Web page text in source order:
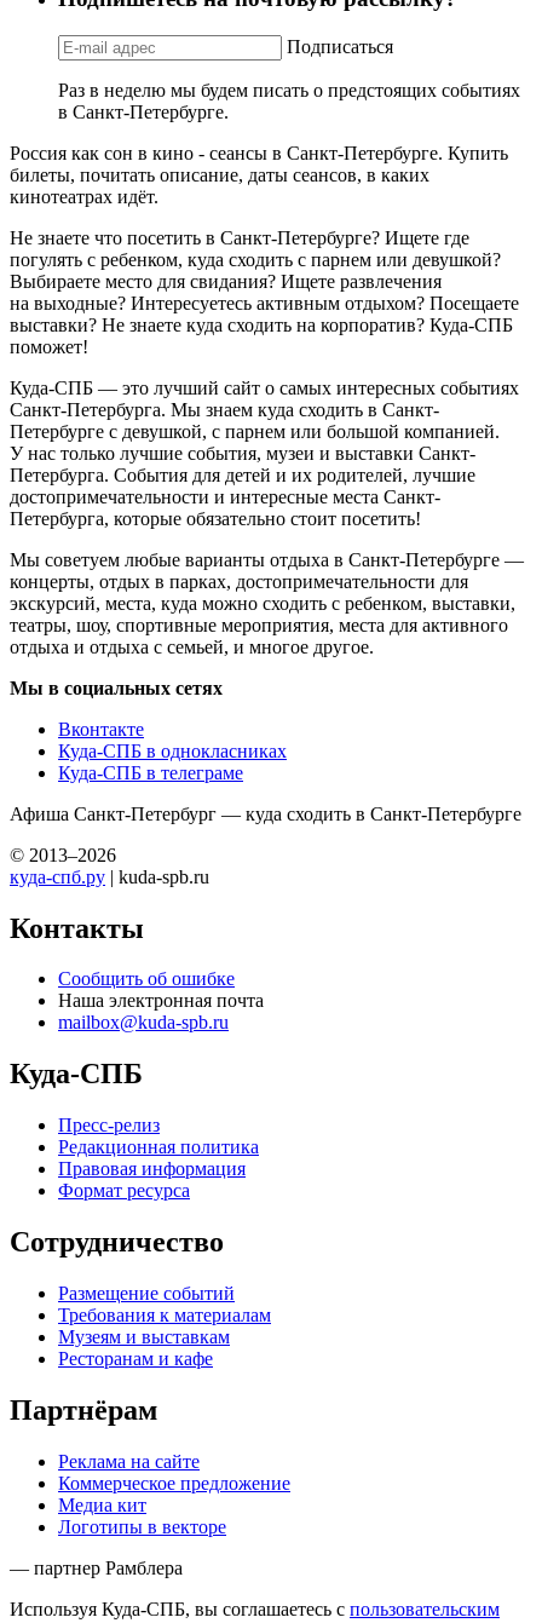
Подписаться
Раз в неделю мы будем писать о предстоящих событиях
в Санкт-Петербурге.
Россия как сон в кино - сеансы в Санкт-Петербурге. Купить
билеты, почитать описание, даты сеансов, в каких
кинотеатрах идёт.
Не знаете что посетить в Санкт-Петербурге? Ищете где
погулять с ребенком, куда сходить с парнем или девушкой?
Выбираете место для свидания? Ищете развлечения
на выходные? Интересуетесь активным отдыхом? Посещаете
выставки? Не знаете куда сходить на корпоратив? Куда-СПБ
поможет!
Куда-СПБ — это лучший сайт о самых интересных событиях
Санкт-Петербурга. Мы знаем куда сходить в Санкт-
Петербурге с девушкой, с парнем или большой компанией.
У нас только лучшие события, музеи и выставки Санкт-
Петербурга. События для детей и их родителей, лучшие
достопримечательности и интересные места Санкт-
Петербурга, которые обязательно стоит посетить!
Мы советуем любые варианты отдыха в Санкт-Петербурге —
концерты, отдых в парках, достопримечательности для
экскурсий, места, куда можно сходить с ребенком, выставки,
театры, шоу, спортивные мероприятия, места для активного
отдыха и отдыха с семьей, и многое другое.
Мы в социальных сетях
Вконтакте
Куда-СПБ в однокласниках
Куда-СПБ в телеграме
Афиша Санкт-Петербург — куда сходить в Санкт-Петербурге
© 2013–2026
куда-спб.ру | kuda-spb.ru
Контакты
Сообщить об ошибке
Наша электронная почта
mailbox@kuda-spb.ru
Куда-СПБ
Пресс-релиз
Редакционная политика
Правовая информация
Формат ресурса
Сотрудничество
Размещение событий
Требования к материалам
Музеям и выставкам
Ресторанам и кафе
Партнёрам
Реклама на сайте
Коммерческое предложение
Медиа кит
Логотипы в векторе
— партнер Рамблера
Используя Куда-СПБ, вы соглашаетесь с пользовательским